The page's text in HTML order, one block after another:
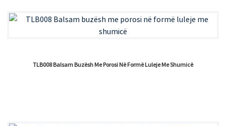
TLB008 Balsam Buzësh Me Porosi Në Formë Luleje Me Shumicë